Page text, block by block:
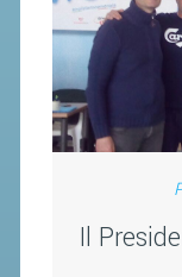
Il